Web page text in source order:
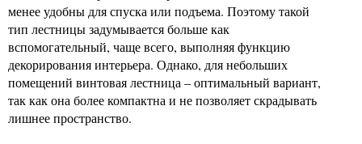
менее удобны для спуска или подъема. Поэтому такой
тип лестницы задумывается больше как
вспомогательный, чаще всего, выполняя функцию
декорирования интерьера. Однако, для небольших
помещений винтовая лестница – оптимальный вариант,
так как она более компактна и не позволяет скрадывать
лишнее пространство.